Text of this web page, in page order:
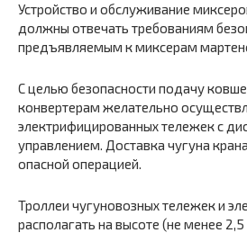
Устройство и обслуживание
должны отвечать требованиям
предъявляемым к миксерам
С целью безопасности подачу
конвертерам желательно
электрифицированных тележек с
управлением. Доставка чугуна
опасной операцией.
Троллеи чугуновозных тележек и
располагать на высоте (не менее